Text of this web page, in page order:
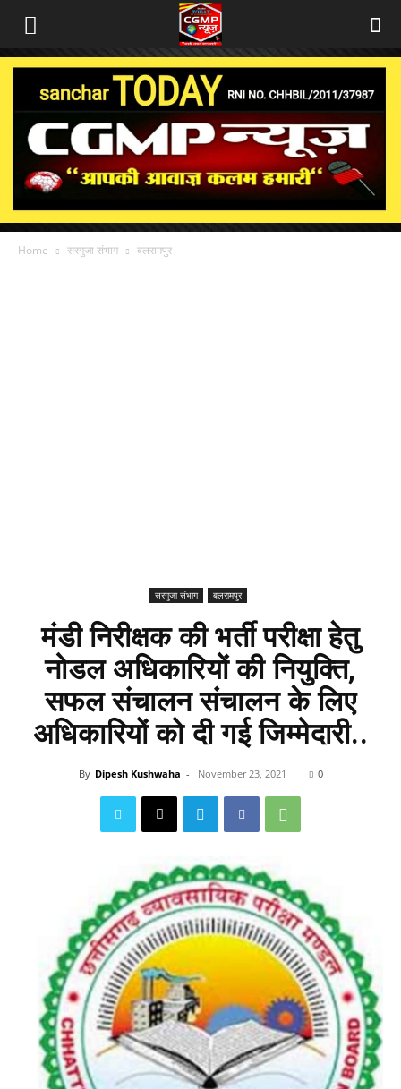
Home सरगुजा संभाग बलरामपुर
सरगुजा संभाग बलरामपुर
मंडी निरीक्षक की भर्ती परीक्षा हेतु
नोडल अधिकारियों की नियुक्ति,
सफल संचालन संचालन के लिए
अधिकारियों को दी गई जिम्मेदारी..
By Dipesh Kushwaha - November 23, 2021 0